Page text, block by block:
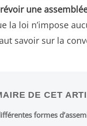
une
la loi n’impose
savoir sur la
DE CET
formes